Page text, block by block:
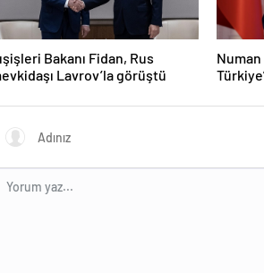
Bakanı Fidan, Rus
Lavrov’la görüştü